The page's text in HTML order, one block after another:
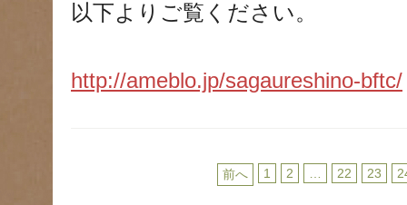
以下よりご覧ください。
http://ameblo.jp/sagaureshino-bftc/
前へ 1 2 22 23